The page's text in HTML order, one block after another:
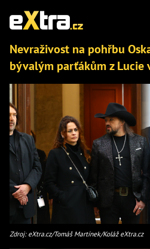
Nevraživost na pohřbu
bývalým parťákům z
Zdroj: eXtra.cz/Tomáš Martínek/Koláž eXtra.cz